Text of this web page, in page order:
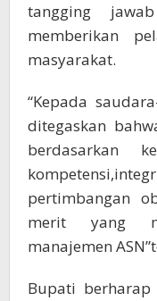
tangging
memberikan
masyarakat.
“Kepada
ditegaskan
berdasarkan
pertimbangan
merit yang
manajemen
Bupati